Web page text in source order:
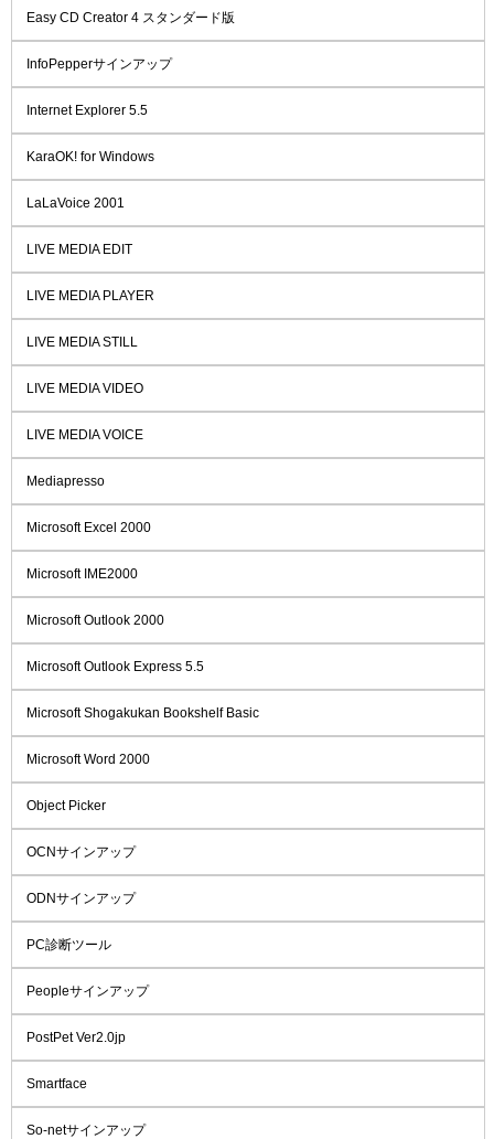
Easy CD Creator 4 スタンダード版
InfoPepperサインアップ
Internet Explorer 5.5
KaraOK! for Windows
LaLaVoice 2001
LIVE MEDIA EDIT
LIVE MEDIA PLAYER
LIVE MEDIA STILL
LIVE MEDIA VIDEO
LIVE MEDIA VOICE
Mediapresso
Microsoft Excel 2000
Microsoft IME2000
Microsoft Outlook 2000
Microsoft Outlook Express 5.5
Microsoft Shogakukan Bookshelf Basic
Microsoft Word 2000
Object Picker
OCNサインアップ
ODNサインアップ
PC診断ツール
Peopleサインアップ
PostPet Ver2.0jp
Smartface
So-netサインアップ